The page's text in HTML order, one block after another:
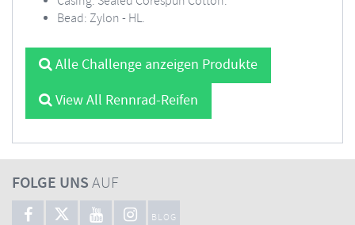
Bead: Zylon - HL.
Alle Challenge anzeigen Produkte
View All Rennrad-Reifen
FOLGE UNSAUF
BLOG